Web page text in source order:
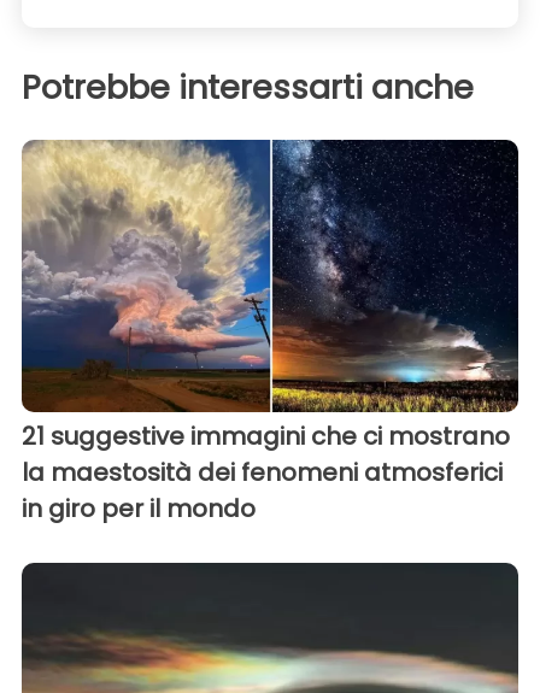
Potrebbe interessarti anche
21 suggestive immagini che ci mostrano
la maestosità dei fenomeni atmosferici
in giro per il mondo